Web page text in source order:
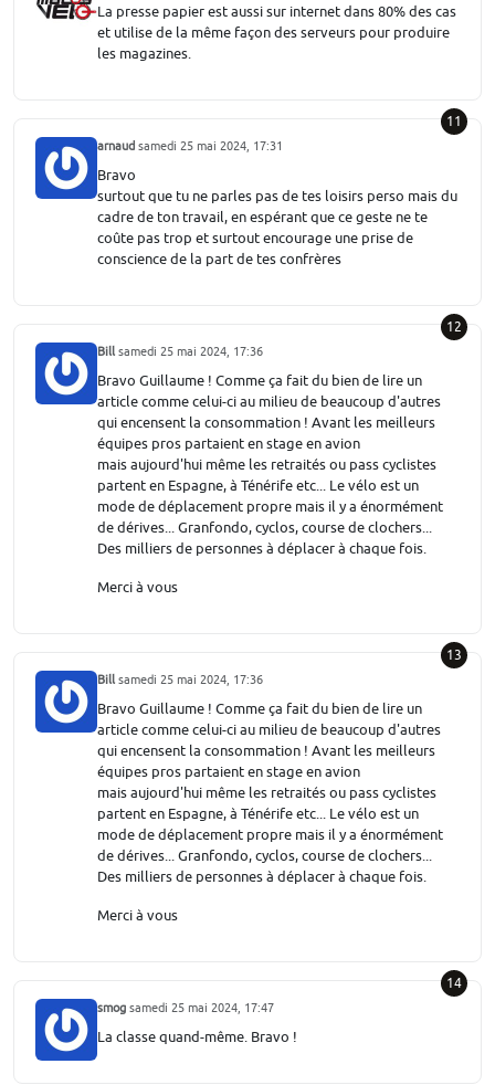
La presse papier est aussi sur internet dans 80% des cas
et utilise de la même façon des serveurs pour produire
les magazines.
11
arnaud samedi 25 mai 2024, 17:31
Bravo
surtout que tu ne parles pas de tes loisirs perso mais du
cadre de ton travail, en espérant que ce geste ne te
coûte pas trop et surtout encourage une prise de
conscience de la part de tes confrères
12
Bill samedi 25 mai 2024, 17:36
Bravo Guillaume ! Comme ça fait du bien de lire un
article comme celui-ci au milieu de beaucoup d'autres
qui encensent la consommation ! Avant les meilleurs
équipes pros partaient en stage en avion
mais aujourd'hui même les retraités ou pass cyclistes
partent en Espagne, à Ténérife etc... Le vélo est un
mode de déplacement propre mais il y a énormément
de dérives... Granfondo, cyclos, course de clochers...
Des milliers de personnes à déplacer à chaque fois.
Merci à vous
13
Bill samedi 25 mai 2024, 17:36
Bravo Guillaume ! Comme ça fait du bien de lire un
article comme celui-ci au milieu de beaucoup d'autres
qui encensent la consommation ! Avant les meilleurs
équipes pros partaient en stage en avion
mais aujourd'hui même les retraités ou pass cyclistes
partent en Espagne, à Ténérife etc... Le vélo est un
mode de déplacement propre mais il y a énormément
de dérives... Granfondo, cyclos, course de clochers...
Des milliers de personnes à déplacer à chaque fois.
Merci à vous
14
smog samedi 25 mai 2024, 17:47
La classe quand-même. Bravo !